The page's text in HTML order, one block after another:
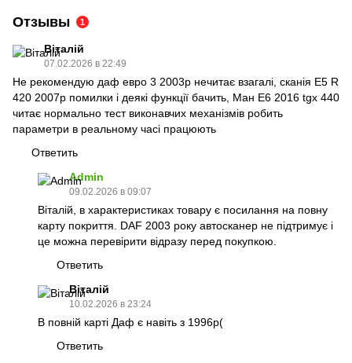
Отзывы 1
Віталій
07.02.2026 в 22:49
Не рекомендую даф евро 3 2003р нечитає взагалі, сканія E5 R
420 2007р помилки і деякі функції бачить, Ман Е6 2016 tgx 440
читає нормально тест виконавчих механізмів робить
параметри в реальному часі працюють
Ответить
Admin
09.02.2026 в 09:07
Віталій, в характеристиках товару є посилання на повну
карту покриття. DAF 2003 року автосканер не підтримує і
це можна перевірити відразу перед покупкою.
Ответить
Віталій
10.02.2026 в 23:24
В повній карті Даф є навіть з 1996р(
Ответить